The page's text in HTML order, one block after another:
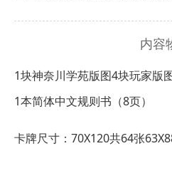
内容
1块神奈川学苑版图4块玩家版
1本简体中文规则书（8页）
卡牌尺寸：70X120共64张